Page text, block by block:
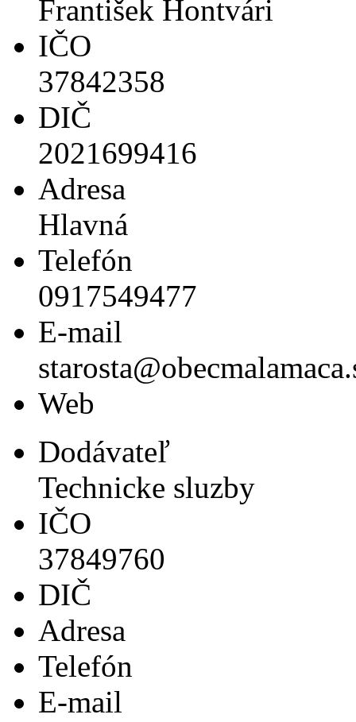
František Hontvári
IČO
37842358
DIČ
2021699416
Adresa
Hlavná
Telefón
0917549477
E-mail
Web
Dodávateľ
Technicke sluzby
IČO
37849760
DIČ
Adresa
Telefón
E-mail